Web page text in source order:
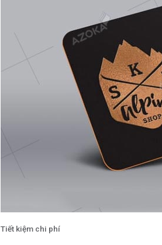
Tiết kiệm chi phí